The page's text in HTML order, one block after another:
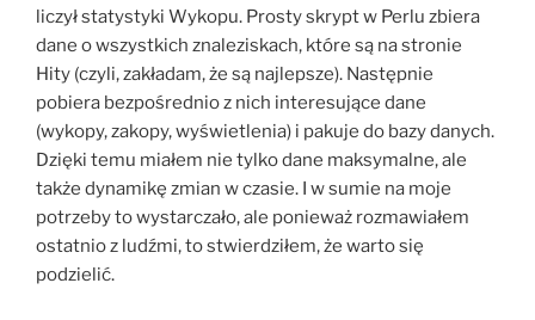
liczył statystyki Wykopu. Prosty skrypt w Perlu zbiera
dane o wszystkich znaleziskach, które są na stronie
Hity (czyli, zakładam, że są najlepsze). Następnie
pobiera bezpośrednio z nich interesujące dane
(wykopy, zakopy, wyświetlenia) i pakuje do bazy danych.
Dzięki temu miałem nie tylko dane maksymalne, ale
także dynamikę zmian w czasie. I w sumie na moje
potrzeby to wystarczało, ale ponieważ rozmawiałem
ostatnio z ludźmi, to stwierdziłem, że warto się
podzielić.